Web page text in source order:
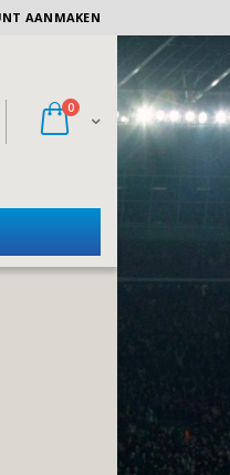
AANMAKEN
Winkelwagen
0artikelen